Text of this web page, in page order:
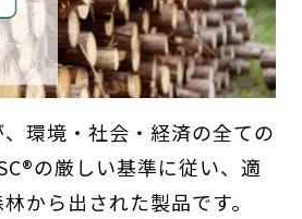
環境・社会・経済の全ての
の厳しい基準に従い、適
から出された製品です。